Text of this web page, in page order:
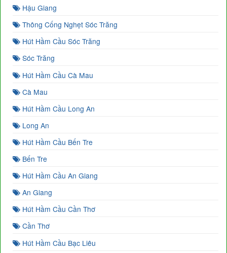
Hậu Giang
Thông Cống Nghẹt Sóc Trăng
Hút Hầm Cầu Sóc Trăng
Sóc Trăng
Hút Hầm Cầu Cà Mau
Cà Mau
Hút Hầm Cầu Long An
Long An
Hút Hầm Cầu Bến Tre
Bến Tre
Hút Hầm Cầu An Giang
An Giang
Hút Hầm Cầu Cần Thơ
Cần Thơ
Hút Hầm Cầu Bạc Liêu